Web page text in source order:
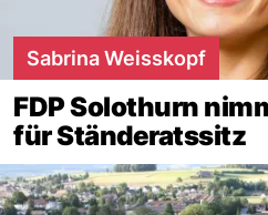
Sabrina Weisskopf
FDP Solothurn
für Ständeratssitz